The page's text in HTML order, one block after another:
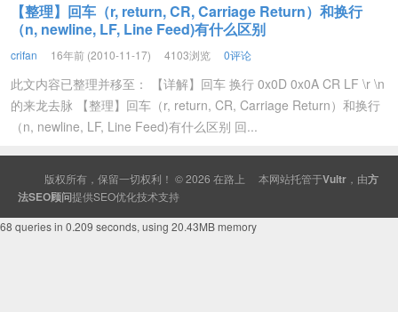
【整理】回车（r, return, CR, Carriage Return）和换行
（n, newline, LF, Line Feed)有什么区别
crifan 16年前 (2010-11-17) 4103浏览 0评论
此文内容已整理并移至： 【详解】回车 换行 0x0D 0x0A CR LF \r \n
的来龙去脉 【整理】回车（r, return, CR, Carriage Return）和换行
（n, newline, LF, Line Feed)有什么区别 回...
版权所有，保留一切权利！ © 2026 在路上 本网站托管于Vultr ，由方
法SEO顾问提供SEO优化技术支持
68 queries in 0.209 seconds, using 20.43MB memory